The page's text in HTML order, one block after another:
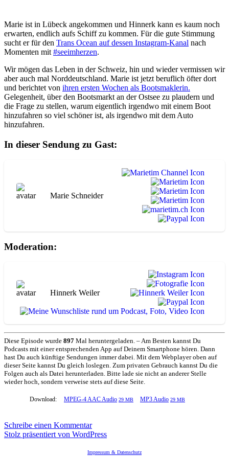
Marie ist in Lübeck angekommen und Hinnerk kann es kaum noch
erwarten, endlich aufs Schiff zu kommen. Für die gute Stimmung
sucht er für den Trans Ocean auf dessen Instagram-Kanal nach
Momenten mit#seeimherzen.
Wir mögen das Leben in der Schweiz, hin und wieder vermissen wir
aber auch mal Norddeutschland. Marie ist jetzt beruflich öfter dort
und berichtet von ihren ersten Wochen als Bootsmaklerin.
Gelegenheit, über den Bootsmarkt an der Ostsee zu plaudern und
die Frage zu stellen, warum eigentlich irgendwo mit einem Boot
hinzufahren so viel schöner ist, als irgendwo mit dem Auto
hinzufahren.
In dieser Sendung zu Gast:
Marie Schneider
Moderation:
Hinnerk Weiler
Diese Episode wurde 897 Mal heruntergeladen. – Am Besten kannst Du
Podcasts mit einer entsprechenden App auf Deinem Smartphone hören. Dann
hast Du auch künftige Sendungen immer dabei. Mit dem Webplayer oben auf
dieser Seite kannst Du gleich loslegen. Zum privaten Gebrauch kannst Du die
Folgen auch als Datei herunterladen. Bitte lade sie nicht an anderer Stelle
wieder hoch, sondern verweise stets auf diese Seite.
Download: MPEG-4 AAC Audio 29 MB MP3 Audio 29 MB
Schreibe einen Kommentarzu
Bootsmakeln
See
Stolz präsentiert von WordPress
Impressum & Datenschutz